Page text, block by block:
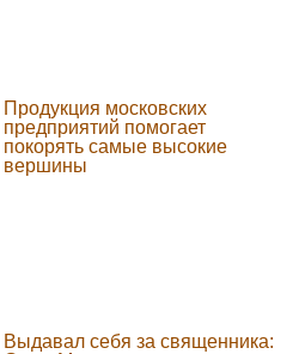
Продукция московских
предприятий помогает
покорять самые высокие
вершины
Выдавал себя за священника: